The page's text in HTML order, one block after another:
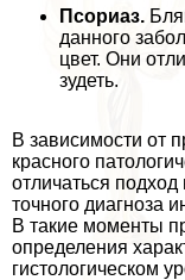
Псориаз.
данного
цвет. Они
зудеть.
В зависимости от
красного
отличаться
точного диагноза
В такие моменты
определения
гистологическом